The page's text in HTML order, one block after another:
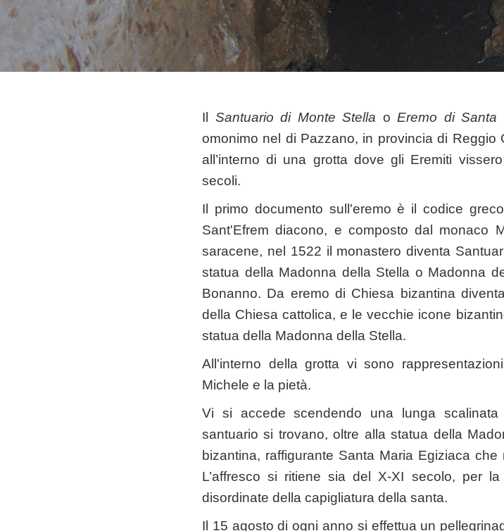
Il Santuario di Monte Stella oEremo di Santa
omonimo nel di Pazzano, in provincia di Reggio
all’interno di una grotta dove gli Eremiti
secoli.
Il primo documento sull'eremo è il codice
Sant'Efrem diacono, e composto dal monaco
saracene, nel 1522 il monastero diventa
statua della Madonna della Stella o Madonna
Bonanno. Da eremo di Chiesa bizantina
della Chiesa cattolica, e le vecchie icone
statua della Madonna della Stella.
All'interno della grotta vi sono
Michele e la pietà.
Vi si accede scendendo una lunga
santuario si trovano, oltre alla statua della
bizantina, raffigurante Santa Maria Egiziaca
L’affresco si ritiene sia del X-XI secolo, per
disordinate della capigliatura della santa.
Il 15 agosto di ogni anno si effettua un